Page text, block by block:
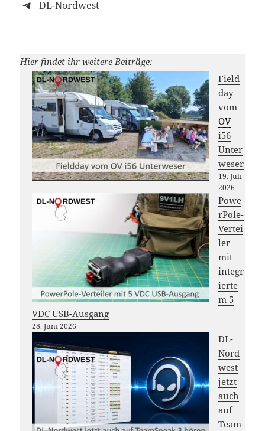
DL-Nordwest
Hier findet ihr weitere Beiträge:
Field
day
vom
OV
i56
Unter
weser
19. Juli
2026
Powe
rPole-
Vertei
ler
mit
integr
ierte
m 5
VDC USB-Ausgang
28. Juni 2026
DL-
Nord
west
jetzt
auch
auf
Team